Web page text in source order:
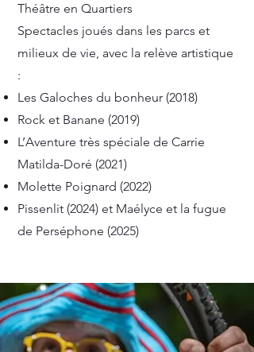
Théâtre en Quartiers
Spectacles joués dans les parcs et
milieux de vie, avec la relève artistique
:
Les Galoches du bonheur (2018)
Rock et Banane (2019)
L’Aventure très spéciale de Carrie
Matilda-Doré (2021)
Molette Poignard (2022)
Pissenlit (2024) et Maélyce et la fugue
de Perséphone (2025)